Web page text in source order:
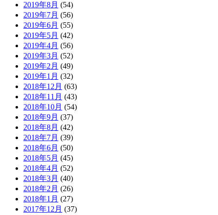
2019年8月 (54)
2019年7月 (56)
2019年6月 (55)
2019年5月 (42)
2019年4月 (56)
2019年3月 (52)
2019年2月 (49)
2019年1月 (32)
2018年12月 (63)
2018年11月 (43)
2018年10月 (54)
2018年9月 (37)
2018年8月 (42)
2018年7月 (39)
2018年6月 (50)
2018年5月 (45)
2018年4月 (52)
2018年3月 (40)
2018年2月 (26)
2018年1月 (27)
2017年12月 (37)